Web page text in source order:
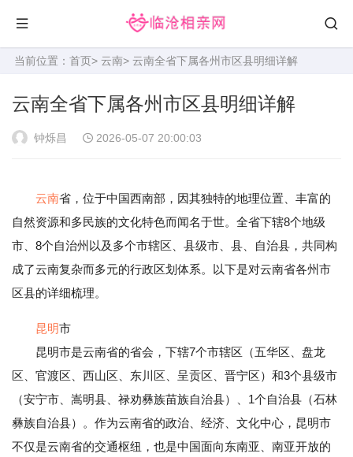
当前位置： 首页> 云南> 云南全省下属各州市区县明细详解
云南全省下属各州市区县明细详解
钟烁昌 2026-05-07 20:00:03
云南省，位于中国西南部，因其独特的地理位置、丰富的
自然资源和多民族的文化特色而闻名于世。全省下辖8个地级
市、8个自治州以及多个市辖区、县级市、县、自治县，共同构
成了云南复杂而多元的行政区划体系。以下是对云南省各州市
区县的详细梳理。
昆明市
昆明市是云南省的省会，下辖7个市辖区（五华区、盘龙
区、官渡区、西山区、东川区、呈贡区、晋宁区）和3个县级市
（安宁市、嵩明县、禄劝彝族苗族自治县）、1个自治县（石林
彝族自治县）。作为云南省的政治、经济、文化中心，昆明市
不仅是云南省的交通枢纽，也是中国面向东南亚、南亚开放的